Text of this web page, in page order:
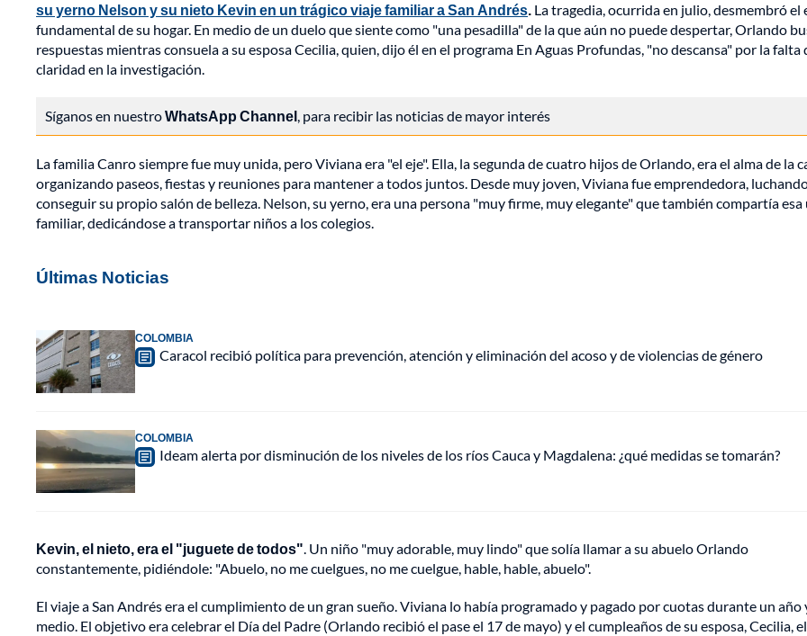
su yerno Nelson y su nieto Kevin en un trágico viaje familiar a San Andrés. La tragedia, ocurrida en julio, desmembró el
fundamental de su hogar. En medio de un duelo que siente como "una pesadilla" de la que aún no puede despertar, Orlando
respuestas mientras consuela a su esposa Cecilia, quien, dijo él en el programa En Aguas Profundas, "no descansa" por la falta
claridad en la investigación.
Síganos en nuestroWhatsApp Channel, para recibir las noticias de mayor interés
La familia Canro siempre fue muy unida, pero Viviana era "el eje". Ella, la segunda de cuatro hijos de Orlando, era el alma de la
organizando paseos, fiestas y reuniones para mantener a todos juntos. Desde muy joven, Viviana fue emprendedora,
conseguir su propio salón de belleza. Nelson, su yerno, era una persona "muy firme, muy elegante" que también compartía esa
familiar, dedicándose a transportar niños a los colegios.
Últimas Noticias
COLOMBIA
Caracol recibió política para prevención, atención y eliminación del acoso y de violencias de género
COLOMBIA
Ideam alerta por disminución de los niveles de los ríos Cauca y Magdalena: ¿qué medidas se tomarán?
Kevin, el nieto, era el "juguete de todos". Un niño "muy adorable, muy lindo" que solía llamar a su abuelo Orlando
constantemente, pidiéndole: "Abuelo, no me cuelgues, no me cuelgue, hable, hable, abuelo".
El viaje a San Andrés era el cumplimiento de un gran sueño. Viviana lo había programado y pagado por cuotas durante un año
medio. El objetivo era celebrar el Día del Padre (Orlando recibió el pase el 17 de mayo) y el cumpleaños de su esposa, Cecilia,